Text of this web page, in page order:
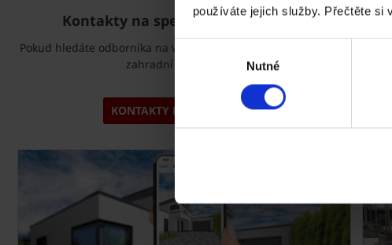
používáte jejich služby. Přečtěte si
Výběr
Nutné
Kontakty na specialistu pro dlažbu
Pokud hledáte odborníka na venkovní dlažbu, dlaždice a prvky
zahradní architektury.
KONTAKTY NA ODBORNÍKY